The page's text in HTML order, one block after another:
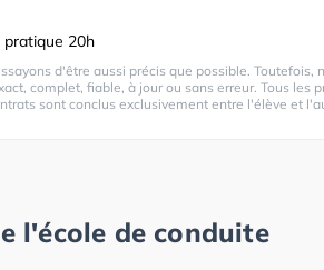
pratique 20h
d'être aussi précis que possible. Toutefois,
complet, fiable, à jour ou sans erreur. Tous les
sont conclus exclusivement entre l'élève et
l'école de conduite